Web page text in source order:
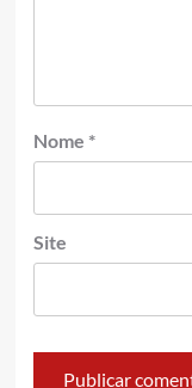
Nome *
Site